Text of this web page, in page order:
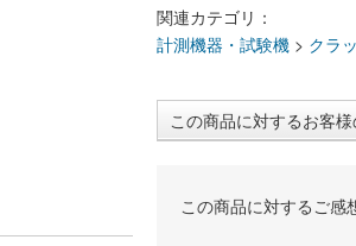
関連カテゴリ：
計測機器・試験機 > クラ
この商品に対するお客
この商品に対するご感